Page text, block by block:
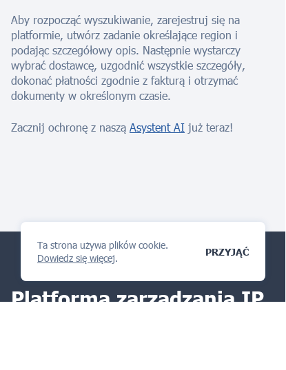
Ta strona używa plików cookie.
Dowiedz się więcej.
PRZYJĄĆ
Aby rozpocząć wyszukiwanie, zarejestruj się na
platformie, utwórz zadanie określające region i
podając szczegółowy opis. Następnie wystarczy
wybrać dostawcę, uzgodnić wszystkie szczegóły,
dokonać płatności zgodnie z fakturą i otrzymać
dokumenty w określonym czasie.
Zacznij ochronę z naszą Asystent AI już teraz!
Platforma zarządzania IP